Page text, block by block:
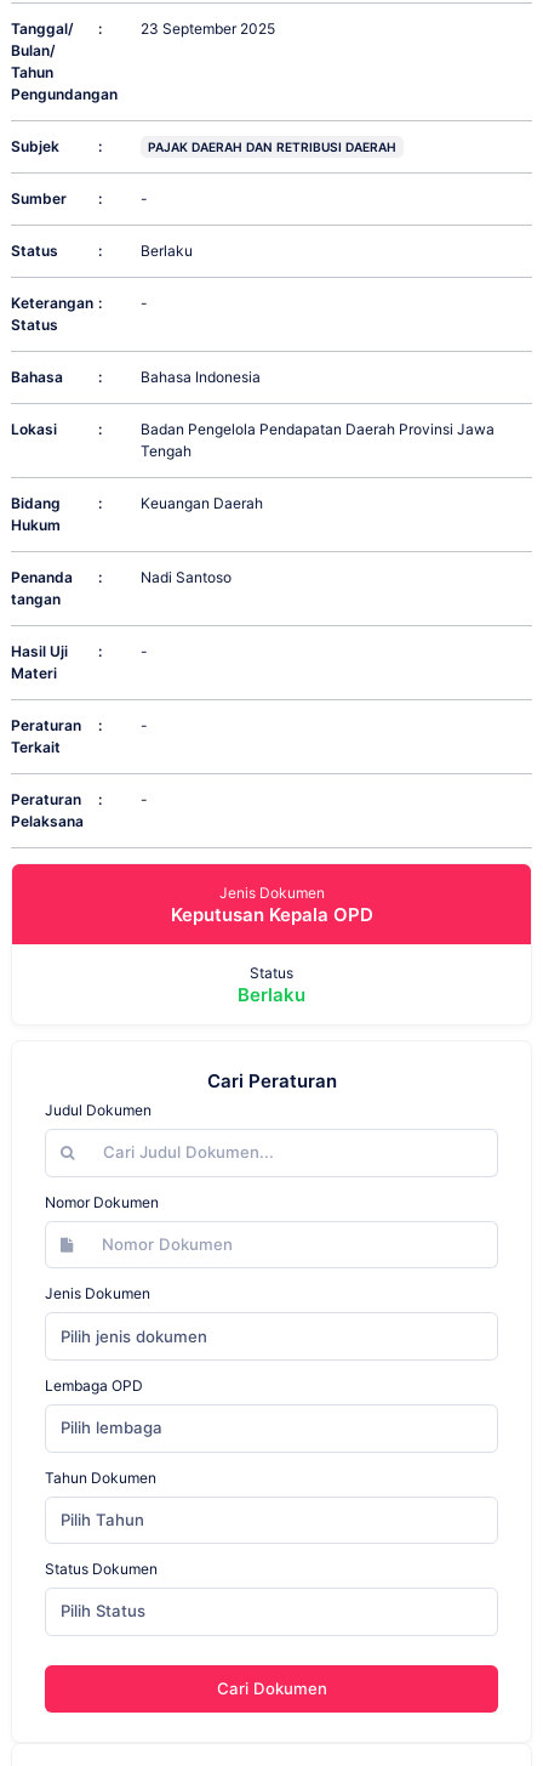
Tanggal/
Bulan/
Tahun
Pengundangan
: 23 September 2025
Subjek : PAJAK DAERAH DAN RETRIBUSI DAERAH
Sumber : -
Status : Berlaku
Keterangan
Status
: -
Bahasa : Bahasa Indonesia
Lokasi :
Badan Pengelola Pendapatan Daerah Provinsi Jawa
Tengah
Bidang
Hukum
: Keuangan Daerah
Penanda
tangan
: Nadi Santoso
Hasil Uji
Materi
: -
Peraturan
Terkait
: -
Peraturan
Pelaksana
: -
Jenis Dokumen
Keputusan Kepala OPD
Status
Berlaku
Cari Peraturan
Judul Dokumen
Nomor Dokumen
Jenis Dokumen
Pilih jenis dokumen
Lembaga OPD
Pilih lembaga
Tahun Dokumen
Pilih Tahun
Status Dokumen
Pilih Status
Cari Dokumen